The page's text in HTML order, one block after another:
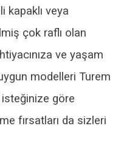
kapaklı veya
çok raflı olan
ve yaşam
modelleri Turem
göre
fırsatları da sizleri